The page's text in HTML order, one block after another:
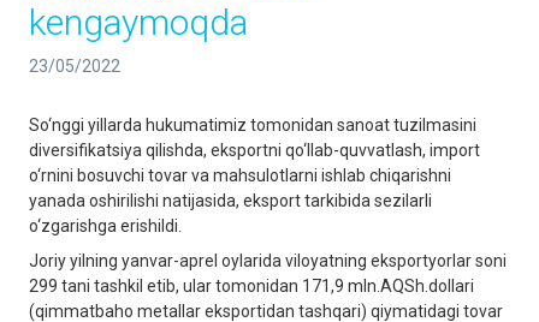
kengaymoqda
23/05/2022
So‘nggi yillarda hukumatimiz tomonidan sanoat tuzilmasini
diversifikatsiya qilishda, eksportni qo‘llab-quvvatlash, import
o‘rnini bosuvchi tovar va mahsulotlarni ishlab chiqarishni
yanada oshirilishi natijasida, eksport tarkibida sezilarli
o‘zgarishga erishildi.
Joriy yilning yanvar-aprel oylarida viloyatning eksportyorlar soni
299 tani tashkil etib, ular tomonidan 171,9 mln.AQSh.dollari
(qimmatbaho metallar eksportidan tashqari) qiymatidagi tovar